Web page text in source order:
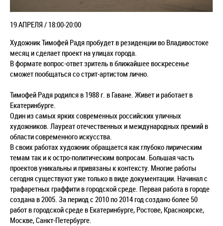
19 АПРЕЛЯ / 18:00-20:00
Художник Тимофей Радя пробудет в резиденции во Владивостоке
месяц и сделает проект на улицах города.
В формате вопрос-ответ зритель в ближайшее воскресенье
сможет пообщаться со стрит-артистом лично.
Тимофей Радя родился в 1988 г. в Гаване. Живет и работает в
Екатеринбурге.
Один из самых ярких современных российских уличных
художников. Лауреат отечественных и международных премий в
области современного искусства.
В своих работах художник обращается как глубоко лирическим
темам так и к остро-политическим вопросам. Большая часть
проектов уникальны и привязаны к контексту. Многие работы
сегодня существуют уже только в виде документации. Начинал с
трафаретных граффити в городской среде. Первая работа в городе
создана в 2005. За период с 2010 по 2014 год создано более 50
работ в городской среде в Екатеринбурге, Ростове, Красноярске,
Москве, Санкт-Петербурге.